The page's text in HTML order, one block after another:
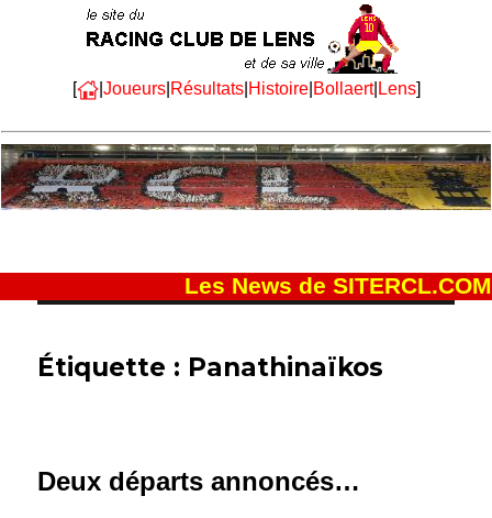
[ | Joueurs| Résultats| Histoire| Bollaert| Lens]
Les News de SITERCL.COM
Étiquette : Panathinaïkos
Deux départs annoncés…